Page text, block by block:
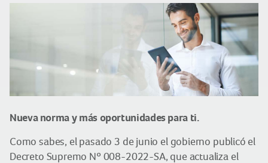
Nueva norma y más oportunidades para ti.
Como sabes, el pasado 3 de junio el gobierno publicó el
Decreto Supremo Nº 008-2022-SA, que actualiza el